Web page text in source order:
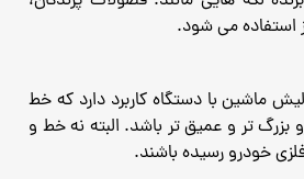
استفاده می شود.
ماشین با دستگاه کاربرد دارد که خط
تر و عمیق تر باشد. البته نه خط و
خودرو رسیده باشند.